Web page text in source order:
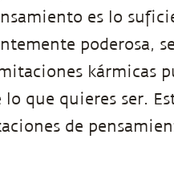
es lo
poderosa,
kármicas
que quieres ser.
de